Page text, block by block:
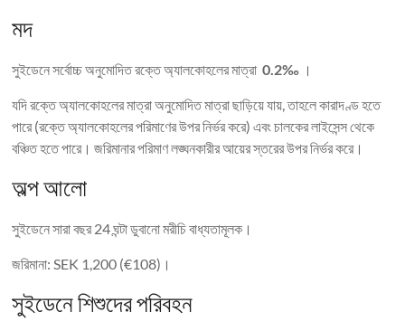
মদ
সুইডেনে সর্বোচ্চ অনুমোদিত রক্তে অ্যালকোহলের মাত্রা0.2‰ ।
যদি রক্তে অ্যালকোহলের মাত্রা অনুমোদিত মাত্রা ছাড়িয়ে যায়, তাহলে কারাদণ্ড হতে
পারে (রক্তে অ্যালকোহলের পরিমাণের উপর নির্ভর করে) এবং চালকের লাইসেন্স থেকে
বঞ্চিত হতে পারে। জরিমানার পরিমাণ লঙ্ঘনকারীর আয়ের স্তরের উপর নির্ভর করে।
অল্প আলো
সুইডেনে সারা বছর 24 ঘন্টা ডুবানো মরীচি বাধ্যতামূলক।
জরিমানা: SEK 1,200 (€108)।
সুইডেনে শিশুদের পরিবহন